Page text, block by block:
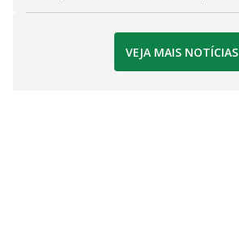
VEJA MAIS NOTÍCIAS